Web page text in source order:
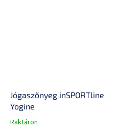
Jógaszőnyeg inSPORTline
Yogine
A
Raktáron